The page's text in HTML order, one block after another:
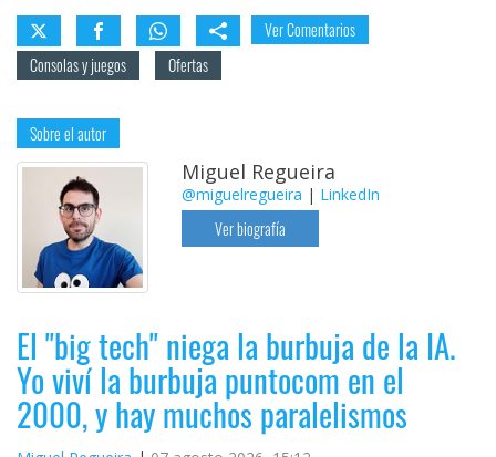
Ver Comentarios
Consolas y juegos
Ofertas
Sobre el autor
Miguel Regueira
@miguelregueira | LinkedIn
Ver biografía
El "big tech" niega la burbuja de la IA.
Yo viví la burbuja puntocom en el
2000, y hay muchos paralelismos